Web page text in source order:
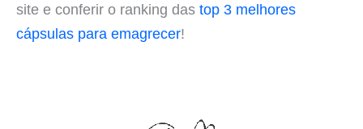
site e conferir o ranking das top 3 melhores
cápsulas para emagrecer!